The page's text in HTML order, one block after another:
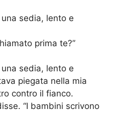
sedia, lento e
prima te?”
sedia, lento e
piegata nella mia
contro il fianco.
“I bambini scrivono